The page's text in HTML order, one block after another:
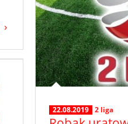
22.08.2019 2 liga